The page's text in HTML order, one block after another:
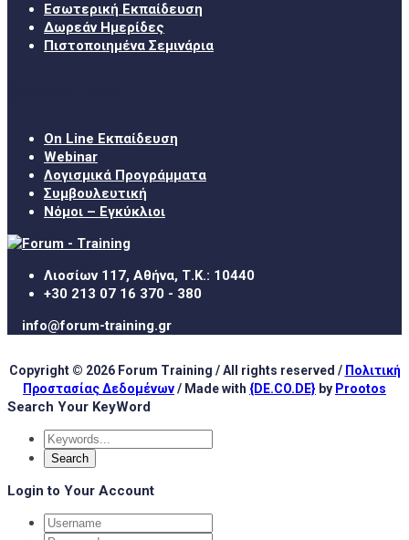
Εσωτερική Εκπαίδευση
Δωρεάν Ημερίδες
Πιστοποιημένα Σεμινάρια
On Line Εκπαίδευση
Webinar
Λογισμικά Προγράμματα
Συμβουλευτική
Νόμοι – Εγκύκλιοι
Λιοσίων 117, Αθήνα, Τ.Κ.: 10440
+30 213 07 16 370 - 380
info@forum-training.gr
Copyright © 2026 Forum Training / All rights reserved / Πολιτική
Προστασίας Δεδομένων/ Made with {DE.CO.DE} by Prootos
Search Your KeyWord
Login to Your Account